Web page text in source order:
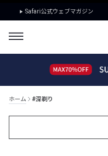
Safari公式ウェブマガジン
ホーム #深剃り